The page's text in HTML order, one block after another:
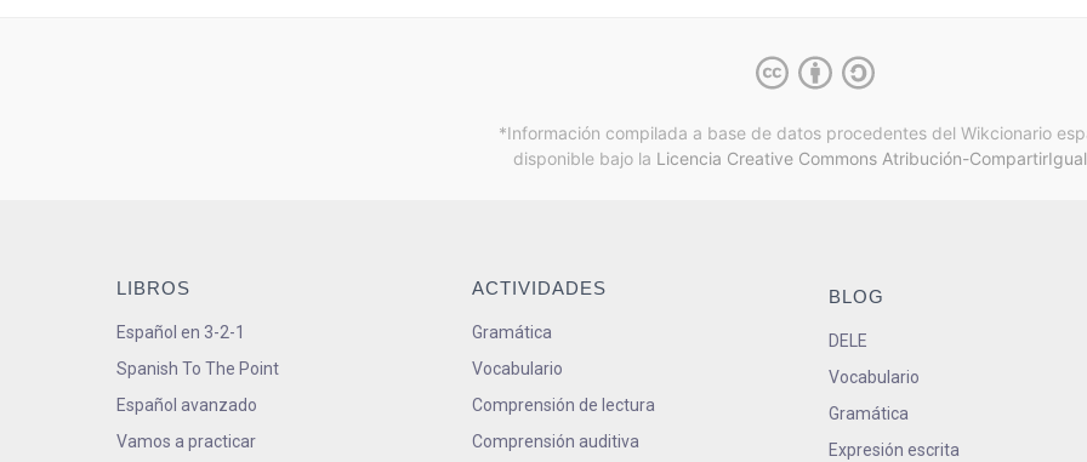
*Información compilada a base de datos procedentes del Wikcionario
disponible bajo la Licencia Creative Commons Atribución-
LIBROS
Español en 3-2-1
Spanish To The Point
Español avanzado
Vamos a practicar
ACTIVIDADES
Gramática
Vocabulario
Comprensión de lectura
Comprensión auditiva
BLOG
DELE
Vocabulario
Gramática
Expresión escrita